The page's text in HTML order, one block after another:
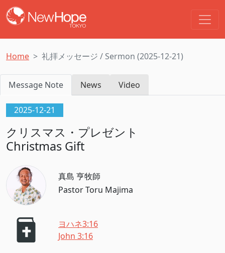
Home 礼拝メッセージ / Sermon (2025-12-21)
Message Note News Video
2025-12-21
クリスマス・プレゼント
Christmas Gift
真島 亨牧師
Pastor Toru Majima
ヨハネ3:16
John 3:16